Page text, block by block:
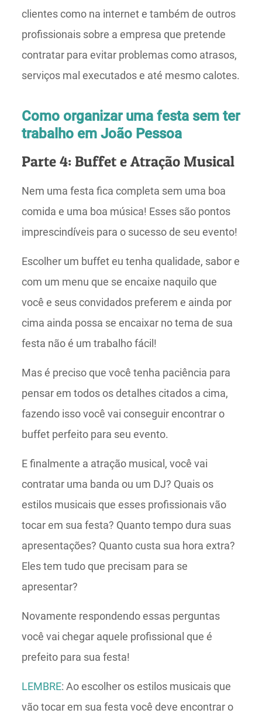
clientes como na internet e também de outros
profissionais sobre a empresa que pretende
contratar para evitar problemas como atrasos,
serviços mal executados e até mesmo calotes.
Como organizar uma festa sem ter
trabalho em João Pessoa
Parte 4: Buffet e Atração Musical
Nem uma festa fica completa sem uma boa
comida e uma boa música! Esses são pontos
imprescindíveis para o sucesso de seu evento!
Escolher um buffet eu tenha qualidade, sabor e
com um menu que se encaixe naquilo que
você e seus convidados preferem e ainda por
cima ainda possa se encaixar no tema de sua
festa não é um trabalho fácil!
Mas é preciso que você tenha paciência para
pensar em todos os detalhes citados a cima,
fazendo isso você vai conseguir encontrar o
buffet perfeito para seu evento.
E finalmente a atração musical, você vai
contratar uma banda ou um DJ? Quais os
estilos musicais que esses profissionais vão
tocar em sua festa? Quanto tempo dura suas
apresentações? Quanto custa sua hora extra?
Eles tem tudo que precisam para se
apresentar?
Novamente respondendo essas perguntas
você vai chegar aquele profissional que é
prefeito para sua festa!
LEMBRE: Ao escolher os estilos musicais que
vão tocar em sua festa você deve encontrar o